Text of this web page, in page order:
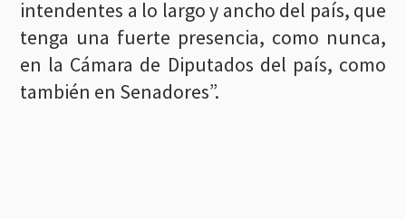
intendentes a lo largo y ancho del país, que
tenga una fuerte presencia, como nunca,
en la Cámara de Diputados del país, como
también en Senadores”.